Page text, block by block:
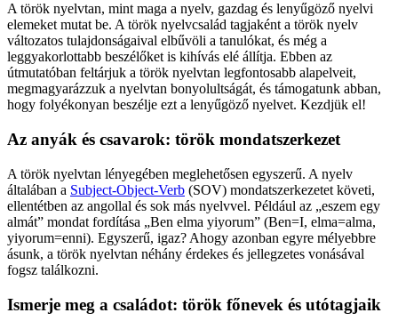
A török nyelvtan, mint maga a nyelv, gazdag és lenyűgöző nyelvi
elemeket mutat be. A török nyelvcsalád tagjaként a török nyelv
változatos tulajdonságaival elbűvöli a tanulókat, és még a
leggyakorlottabb beszélőket is kihívás elé állítja. Ebben az
útmutatóban feltárjuk a török nyelvtan legfontosabb alapelveit,
megmagyarázzuk a nyelvtan bonyolultságát, és támogatunk abban,
hogy folyékonyan beszélje ezt a lenyűgöző nyelvet. Kezdjük el!
Az anyák és csavarok: török mondatszerkezet
A török nyelvtan lényegében meglehetősen egyszerű. A nyelv
általában a Subject-Object-Verb (SOV) mondatszerkezetet követi,
ellentétben az angollal és sok más nyelvvel. Például az „eszem egy
almát” mondat fordítása „Ben elma yiyorum” (Ben=I, elma=alma,
yiyorum=enni). Egyszerű, igaz? Ahogy azonban egyre mélyebbre
ásunk, a török nyelvtan néhány érdekes és jellegzetes vonásával
fogsz találkozni.
Ismerje meg a családot: török főnevek és utótagjaik